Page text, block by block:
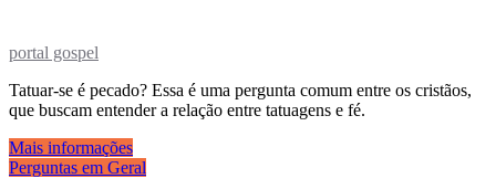
portal gospel
Tatuar-se é pecado? Essa é uma pergunta comum entre os cristãos,
que buscam entender a relação entre tatuagens e fé.
Mais informações
Perguntas em Geral